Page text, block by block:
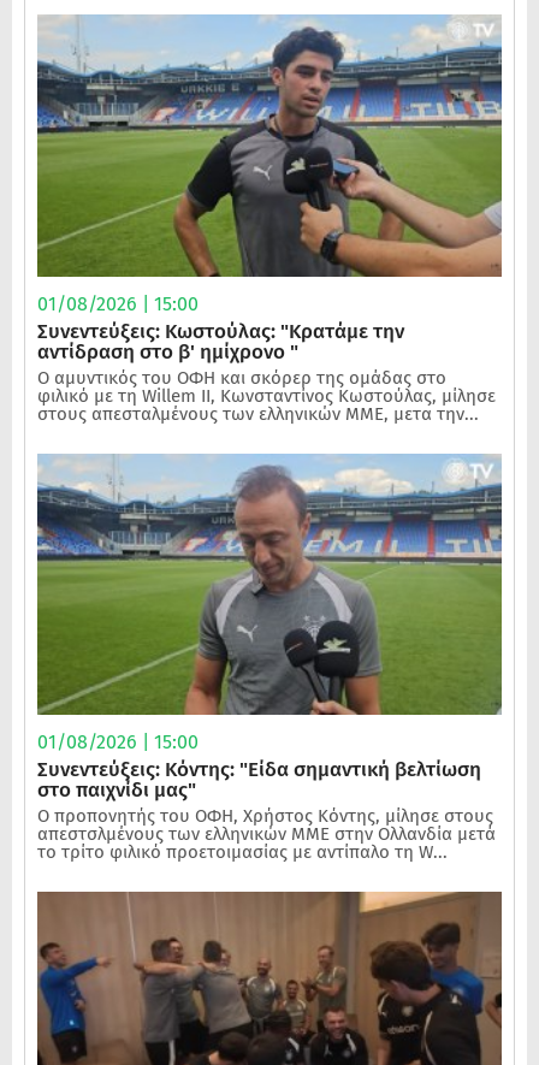
01/08/2026 | 15:00
Συνεντεύξεις: Κωστούλας: "Κρατάμε την
αντίδραση στο β' ημίχρονο "
Ο αμυντικός του ΟΦΗ και σκόρερ της ομάδας στο
φιλικό με τη Willem II, Κωνσταντίνος Κωστούλας, μίλησε
στους απεσταλμένους των ελληνικών ΜΜΕ, μετα την...
01/08/2026 | 15:00
Συνεντεύξεις: Κόντης: "Είδα σημαντική βελτίωση
στο παιχνίδι μας"
Ο προπονητής του ΟΦΗ, Χρήστος Κόντης, μίλησε στους
απεστσλμένους των ελληνικών ΜΜΕ στην Ολλανδία μετά
το τρίτο φιλικό προετοιμασίας με αντίπαλο τη W...